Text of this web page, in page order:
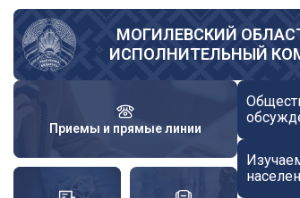
Перейти
основному
содержанию
МОГИЛЕВСКИЙ
ИСПОЛНИТЕЛЬНЫЙ
Приемы и прямые линии